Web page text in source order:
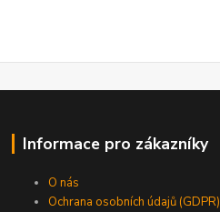
Informace pro zákazníky
O nás
Ochrana osobních údajů (GDPR)